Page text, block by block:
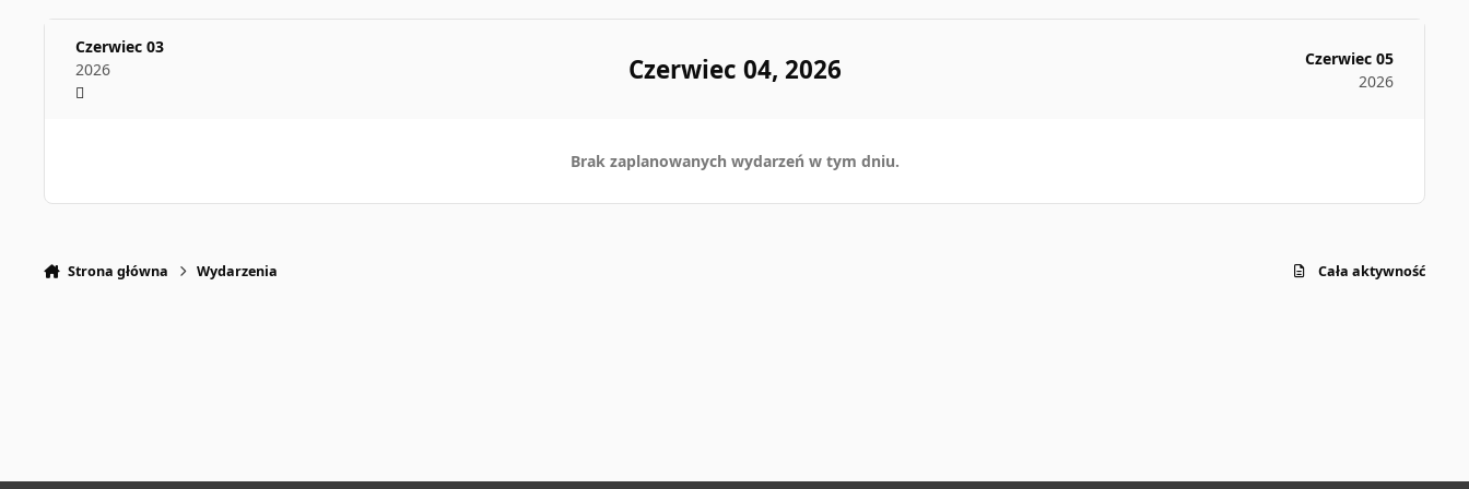
Czerwiec 03
2026
Czerwiec 04, 2026
Czerwiec 05
2026
Brak zaplanowanych wydarzeń w tym dniu.
Strona główna Wydarzenia Cała aktywność